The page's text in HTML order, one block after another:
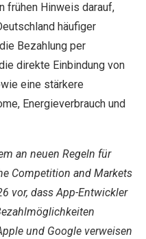
frühen Hinweis darauf,
häufiger
Bezahlung per
direkte Einbindung von
eine stärkere
Energieverbrauch und
an neuen Regeln für
Competition and Markets
vor, dass App-Entwickler
und Google verweisen